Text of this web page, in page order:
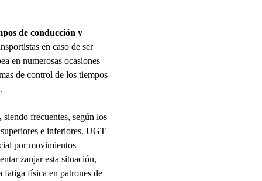
de conducción y
en caso de ser
en numerosas ocasiones
de control de los tiempos
siendo frecuentes, según los
e inferiores. UGT
por movimientos
zanjar esta situación,
física en patrones de